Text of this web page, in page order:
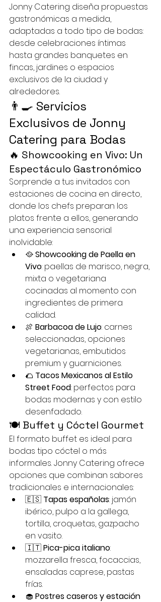
Jonny Catering diseña propuestas
gastronómicas a medida,
adaptadas a todo tipo de bodas:
desde celebraciones íntimas
hasta grandes banquetes en
fincas, jardines o espacios
exclusivos de la ciudad y
alrededores.
👨‍🍳 Servicios
Exclusivos de Jonny
Catering para Bodas
🔥 Showcooking en Vivo: Un
Espectáculo Gastronómico
Sorprende a tus invitados con
estaciones de cocina en directo,
donde los chefs preparan los
platos frente a ellos, generando
una experiencia sensorial
inolvidable:
🥘 Showcooking de Paella en
Vivo: paellas de marisco, negra,
mixta o vegetariana
cocinadas al momento con
ingredientes de primera
calidad.
🍖 Barbacoa de Lujo: carnes
seleccionadas, opciones
vegetarianas, embutidos
premium y guarniciones.
🌮 Tacos Mexicanos al Estilo
Street Food: perfectos para
bodas modernas y con estilo
desenfadado.
🍽️ Buffet y Cóctel Gourmet
El formato buffet es ideal para
bodas tipo cóctel o más
informales. Jonny Catering ofrece
opciones que combinan sabores
tradicionales e internacionales:
🇪🇸 Tapas españolas: jamón
ibérico, pulpo a la gallega,
tortilla, croquetas, gazpacho
en vasito.
🇮🇹 Pica-pica italiano:
mozzarella fresca, focaccias,
ensaladas caprese, pastas
frías.
🧁 Postres caseros y estación